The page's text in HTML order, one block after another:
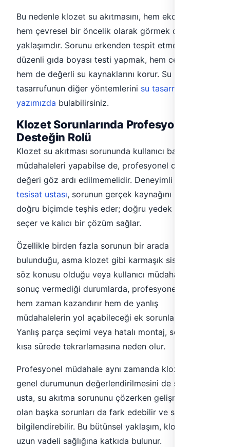
Bu nedenle klozet su akıtmasını, hem ekonomik
hem çevresel bir öncelik olarak görmek doğru bir
yaklaşımdır. Sorunu erkenden tespit etmek için
düzenli gıda boyası testi yapmak, hem cebinizi
hem de değerli su kaynaklarını korur. Su
tasarrufunun diğer yöntemlerini su tasarrufu
yazımızda bulabilirsiniz.
Klozet Sorunlarında Profesyonel
Desteğin Rolü
Klozet su akıtması sorununda kullanıcı bazı basit
müdahaleleri yapabilse de, profesyonel desteğin
değeri göz ardı edilmemelidir. Deneyimli bir
tesisat ustası, sorunun gerçek kaynağını hızlı ve
doğru biçimde teşhis eder; doğru yedek parçayı
seçer ve kalıcı bir çözüm sağlar.
Özellikle birden fazla sorunun bir arada
bulunduğu, asma klozet gibi karmaşık sistemlerin
söz konusu olduğu veya kullanıcı müdahalesinin
sonuç vermediği durumlarda, profesyonel destek
hem zaman kazandırır hem de yanlış
müdahalelerin yol açabileceği ek sorunları önler.
Yanlış parça seçimi veya hatalı montaj, sorunun
kısa sürede tekrarlamasına neden olur.
Profesyonel müdahale aynı zamanda klozetin
genel durumunun değerlendirilmesini de sağlar;
usta, su akıtma sorununu çözerken gelişmekte
olan başka sorunları da fark edebilir ve sizi
bilgilendirebilir. Bu bütünsel yaklaşım, klozetinizin
uzun vadeli sağlığına katkıda bulunur.